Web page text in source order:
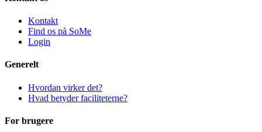
Kontakt
Find os på SoMe
Login
Generelt
Hvordan virker det?
Hvad betyder faciliteterne?
For brugere